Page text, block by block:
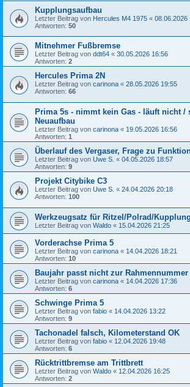
Kupplungsaufbau
Letzter Beitrag von Hercules M4 1975 « 08.06.2026
Antworten: 50
Mitnehmer Fußbremse
Letzter Beitrag von ddt64 « 30.05.2026 16:56
Antworten: 2
Hercules Prima 2N
Letzter Beitrag von carinona « 28.05.2026 19:55
Antworten: 66
Prima 5s - nimmt kein Gas - läuft nicht /
Neuaufbau
Letzter Beitrag von carinona « 19.05.2026 16:56
Antworten: 1
Überlauf des Vergaser, Frage zu
Letzter Beitrag von Uwe S. « 04.05.2026 18:57
Antworten: 9
Projekt Citybike C3
Letzter Beitrag von Uwe S. « 24.04.2026 20:18
Antworten: 100
Werkzeugsatz für Ritzel/Polrad/
Letzter Beitrag von Waldo « 15.04.2026 21:25
Vorderachse Prima 5
Letzter Beitrag von carinona « 14.04.2026 18:21
Antworten: 10
Baujahr passt nicht zur
Letzter Beitrag von carinona « 14.04.2026 17:36
Antworten: 6
Schwinge Prima 5
Letzter Beitrag von fabio « 14.04.2026 13:22
Antworten: 9
Tachonadel falsch, Kilometerstand OK
Letzter Beitrag von fabio « 12.04.2026 19:48
Antworten: 6
Rücktrittbremse am Trittbrett
Letzter Beitrag von Waldo « 12.04.2026 16:25
Antworten: 2